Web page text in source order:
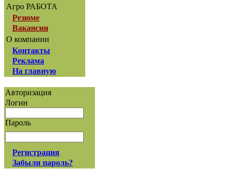
Агро РАБОТА
Резюме
Вакансии
О компании
Контакты
Реклама
На главную
Авторизация
Логин
Пароль
Регистрация
Забыли пароль?